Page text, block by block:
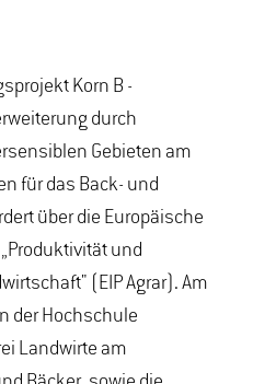
Korn B -
durch
Gebieten am
für das Back- und
über die Europäische
und
(EIP Agrar). Am
der Hochschule
Landwirte am